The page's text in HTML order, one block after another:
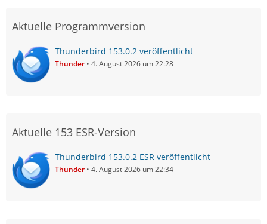
Aktuelle Programmversion
Thunderbird 153.0.2 veröffentlicht
Thunder 4. August 2026 um 22:28
Aktuelle 153 ESR-Version
Thunderbird 153.0.2 ESR veröffentlicht
Thunder 4. August 2026 um 22:34